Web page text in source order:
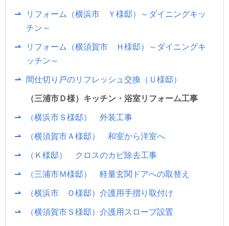
リフォーム（横浜市 Ｙ様邸）～ダイニングキッ
チン～
リフォーム（横須賀市 Ｈ様邸）～ダイニングキ
ッチン～
間仕切り戸のリフレッシュ交換（Ｕ様邸）
（三浦市Ｄ様）キッチン・浴室リフォーム工事
（横浜市Ｓ様邸） 外装工事
（横須賀市Ａ様邸） 和室から洋室へ
（Ｋ様邸） クロスのカビ除去工事
（三浦市Ｍ様邸） 軽量玄関ドアへの取替え
（横浜市 Ｏ様邸）介護用手摺り取付け
（横須賀市Ｓ様邸）介護用スロープ設置